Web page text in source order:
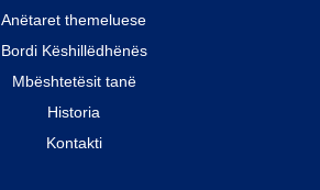
Anëtaret themeluese
Bordi Këshillëdhënës
Mbështetësit tanë
Historia
Kontakti